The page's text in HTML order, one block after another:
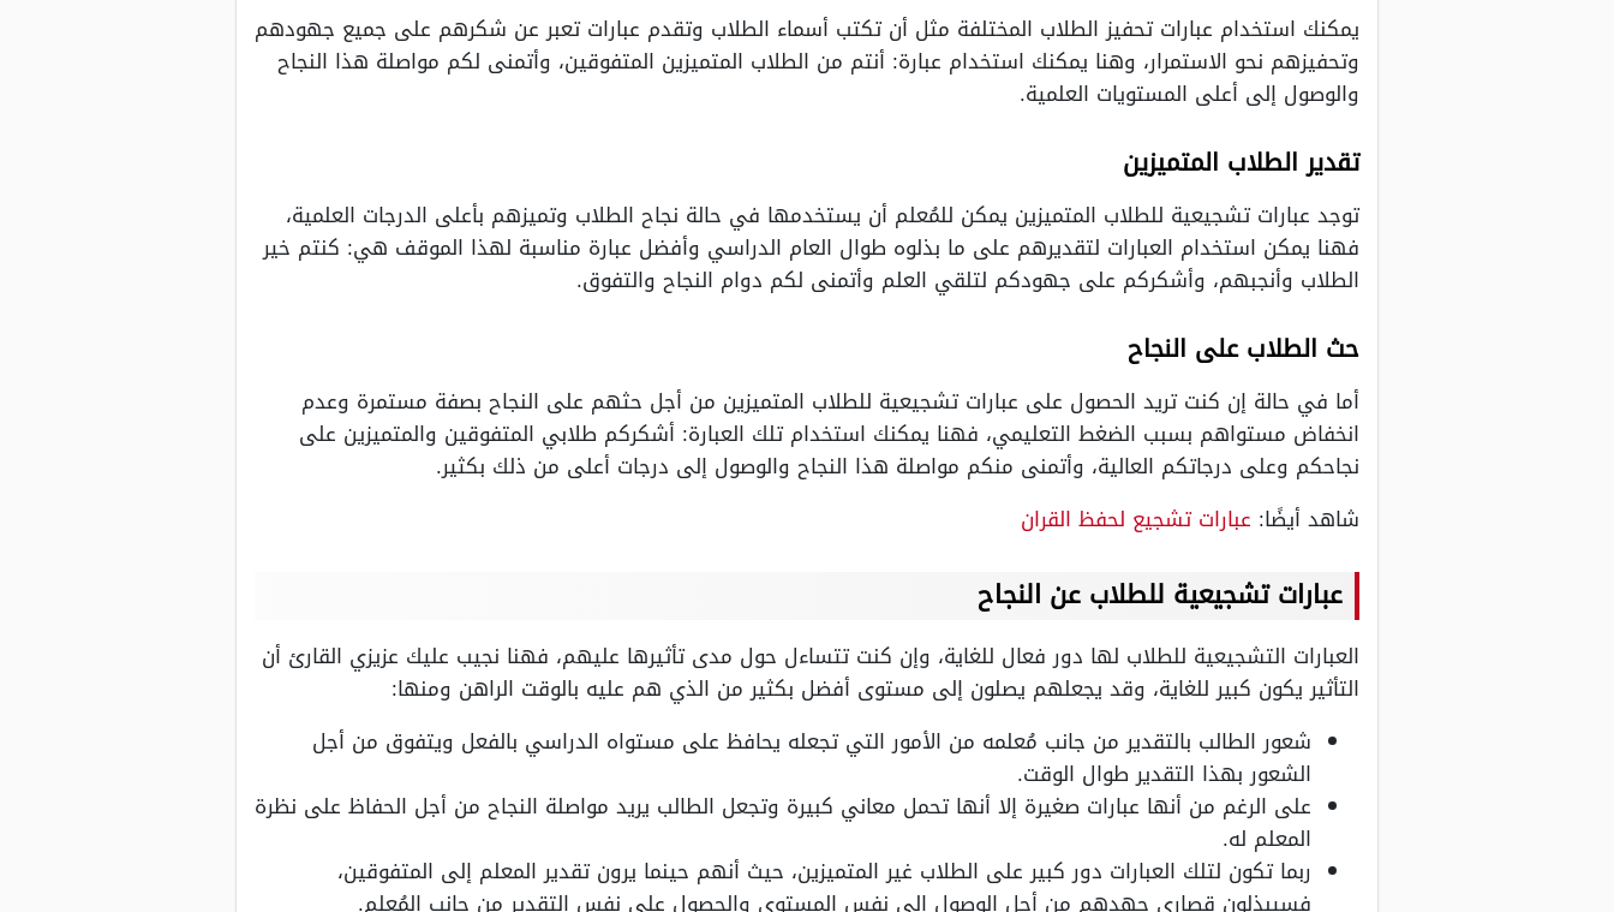
يمكنك استخدام عبارات تحفيز الطلاب المختلفة مثل أن تكتب أسماء الطلاب وتقدم عبارات تعبر عن شكرهم على جميع جهودهم
وتحفيزهم نحو الاستمرار، وهنا يمكنك استخدام عبارة: أنتم من الطلاب المتميزين المتفوقين، وأتمنى لكم مواصلة هذا النجاح
والوصول إلى أعلى المستويات العلمية.
تقدير الطلاب المتميزين
توجد عبارات تشجيعية للطلاب المتميزين يمكن للمُعلم أن يستخدمها في حالة نجاح الطلاب وتميزهم بأعلى الدرجات العلمية،
فهنا يمكن استخدام العبارات لتقديرهم على ما بذلوه طوال العام الدراسي وأفضل عبارة مناسبة لهذا الموقف هي: كنتم خير
الطلاب وأنجبهم، وأشكركم على جهودكم لتلقي العلم وأتمنى لكم دوام النجاح والتفوق.
حث الطلاب على النجاح
أما في حالة إن كنت تريد الحصول على عبارات تشجيعية للطلاب المتميزين من أجل حثهم على النجاح بصفة مستمرة وعدم
انخفاض مستواهم بسبب الضغط التعليمي، فهنا يمكنك استخدام تلك العبارة: أشكركم طلابي المتفوقين والمتميزين على
نجاحكم وعلى درجاتكم العالية، وأتمنى منكم مواصلة هذا النجاح والوصول إلى درجات أعلى من ذلك بكثير.
شاهد أيضًا: عبارات تشجيع لحفظ القران
عبارات تشجيعية للطلاب عن النجاح
العبارات التشجيعية للطلاب لها دور فعال للغاية، وإن كنت تتساءل حول مدى تأثيرها عليهم، فهنا نجيب عليك عزيزي القارئ أن
التأثير يكون كبير للغاية، وقد يجعلهم يصلون إلى مستوى أفضل بكثير من الذي هم عليه بالوقت الراهن ومنها:
شعور الطالب بالتقدير من جانب مُعلمه من الأمور التي تجعله يحافظ على مستواه الدراسي بالفعل ويتفوق من أجل
الشعور بهذا التقدير طوال الوقت.
على الرغم من أنها عبارات صغيرة إلا أنها تحمل معاني كبيرة وتجعل الطالب يريد مواصلة النجاح من أجل الحفاظ على نظرة
المعلم له.
ربما تكون لتلك العبارات دور كبير على الطلاب غير المتميزين، حيث أنهم حينما يرون تقدير المعلم إلى المتفوقين،
فسيبذلون قصارى جهدهم من أجل الوصول إلى نفس المستوى والحصول على نفس التقدير من جانب المُعلم.